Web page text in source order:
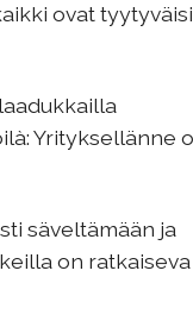
ovat
Yrityksellänne
säveltämään ja
on ratkaiseva